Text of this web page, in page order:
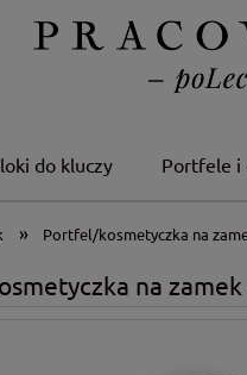
do kluczy Portfele i
» Portfel/kosmetyczka na
na zamek